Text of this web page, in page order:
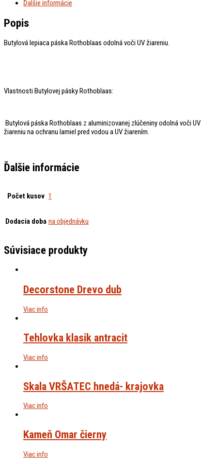
Ďalšie informácie
Popis
Butylová lepiaca páska Rothoblaas odolná voči UV žiareniu.
Vlastnosti Butylovej pásky Rothoblaas:
Butylová páska Rothoblaas z aluminizovanej zlúčeniny odolná voči UV
žiareniu na ochranu lamiel pred vodou a UV žiarením.
Ďalšie informácie
Počet kusov 1
Dodacia doba na objednávku
Súvisiace produkty
Decorstone Drevo dub
Viac info
Tehlovka klasik antracit
Viac info
Skala VRŠATEC hnedá- krajovka
Viac info
Kameň Omar čierny
Viac info